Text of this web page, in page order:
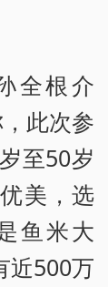
全根介
此次参
至50岁
美，选
鱼米大
近500万